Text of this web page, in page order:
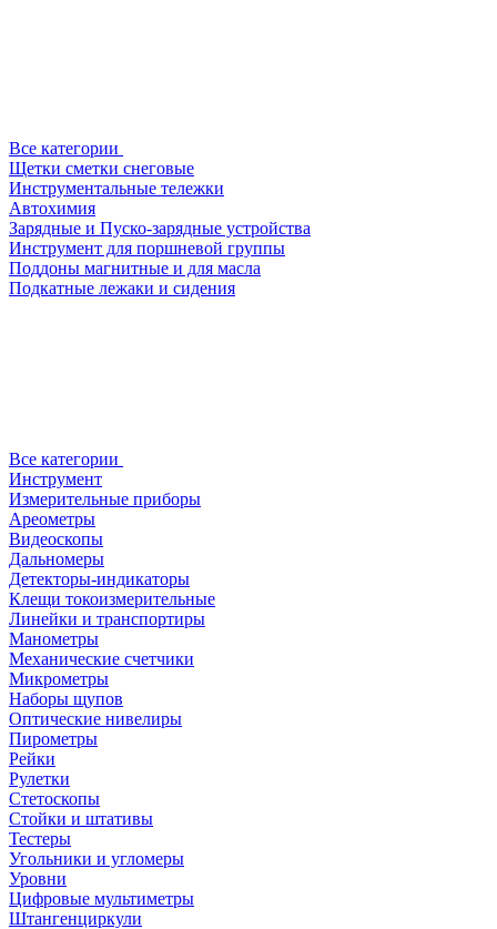
Все категории
Щетки сметки снеговые
Инструментальные тележки
Автохимия
Зарядные и Пуско-зарядные устройства
Инструмент для поршневой группы
Поддоны магнитные и для масла
Подкатные лежаки и сидения
Все категории
Инструмент
Измерительные приборы
Ареометры
Видеоскопы
Дальномеры
Детекторы-индикаторы
Клещи токоизмерительные
Линейки и транспортиры
Манометры
Механические счетчики
Микрометры
Наборы щупов
Оптические нивелиры
Пирометры
Рейки
Рулетки
Стетоскопы
Стойки и штативы
Тестеры
Угольники и угломеры
Уровни
Цифровые мультиметры
Штангенциркули